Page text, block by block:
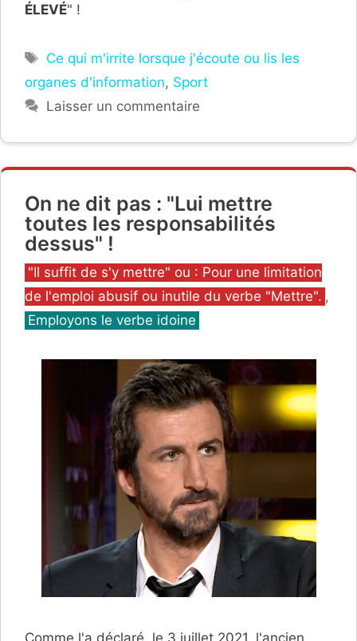
ÉLEVÉ" !
Étiquettes
Ce qui m'irrite lorsque j'écoute ou lis les
organes d'information, Sport
Laisser un commentaire
On ne dit pas : "Lui mettre
toutes les responsabilités
dessus" !
Catégories
"Il suffit de s'y mettre" ou : Pour une limitation
de l'emploi abusif ou inutile du verbe "Mettre". ,
Employons le verbe idoine